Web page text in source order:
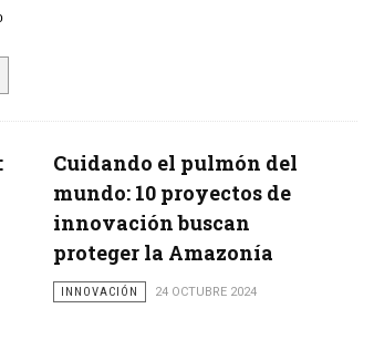
Cuidando el pulmón del
mundo: 10 proyectos de
innovación buscan
proteger la Amazonía
INNOVACIÓN 24 OCTUBRE 2024